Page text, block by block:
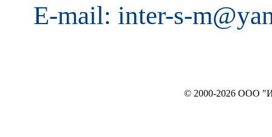
E-mail: inter-s-
© 2000-2026 ООО "ИНТЕРЬЕР`c"